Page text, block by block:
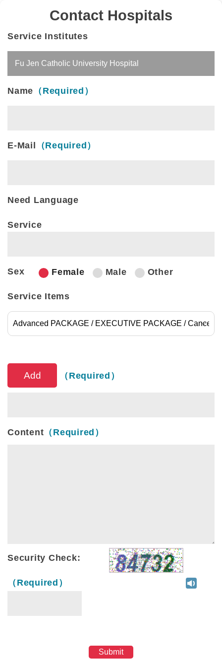
Contact Hospitals
Service Institutes
Name （Required）
E-Mail （Required）
Need Language
Service
Sex Female Male Other
Service Items
（Required）
Content （Required）
Security Check:
（Required）
Submit